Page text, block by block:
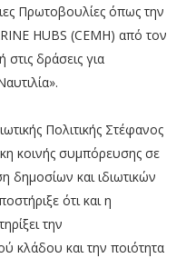
Πρωτοβουλίες όπως την
HUBS (CEMH) από τον
δράσεις για
Πολιτικής Στέφανος
κοινής συμπόρευσης σε
δημοσίων και ιδιωτικών
ότι και η
την
κλάδου και την ποιότητα